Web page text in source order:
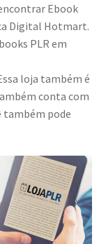
Ebook
Digital Hotmart.
PLR em
loja também é
conta com
também pode